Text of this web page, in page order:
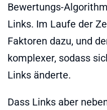
Bewertungs-
Links. Im Laufe der
Faktoren dazu, und
komplexer, sodass
Links änderte.
Dass Links aber